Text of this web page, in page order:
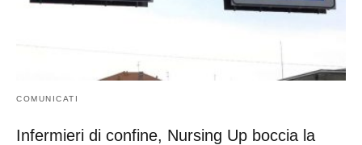
COMUNICATI
Infermieri di confine, Nursing Up boccia la